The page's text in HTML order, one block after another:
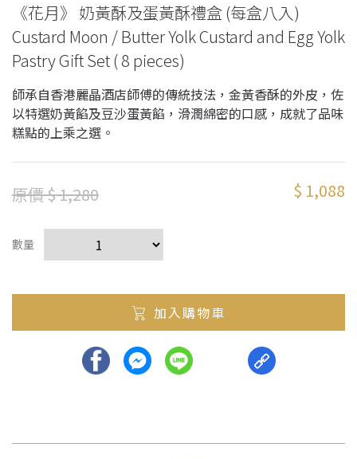
《花月》 奶黃酥及蛋黃酥禮盒 (每盒八入)
Custard Moon / Butter Yolk Custard and Egg Yolk
Pastry Gift Set ( 8 pieces)
師承自香港麗晶酒店師傅的傳統技法，金黃香酥的外皮，佐
以特選奶黃餡及豆沙蛋黃餡，滑潤綿密的口感，成就了品味
糕點的上乘之選。
原價 $ 1,280 $ 1,088
數量
加入購物車